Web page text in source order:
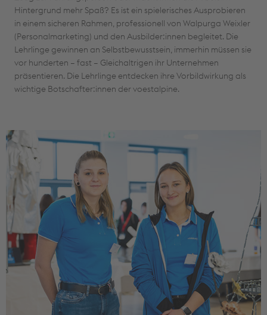
Hintergrund mehr Spaß? Es ist ein spielerisches Ausprobieren
in einem sicheren Rahmen, professionell von Walpurga Weixler
(Personalmarketing) und den Ausbilder:innen begleitet. Die
Lehrlinge gewinnen an Selbstbewusstsein, immerhin müssen sie
vor hunderten – fast – Gleichaltrigen ihr Unternehmen
präsentieren. Die Lehrlinge entdecken ihre Vorbildwirkung als
wichtige Botschafter:innen der voestalpine.